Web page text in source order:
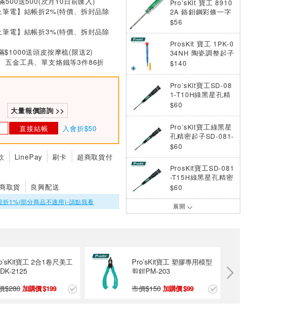
電】結帳折2%(特價、拆封品除
電】結帳折3%(特價、拆封品除
$1000送頭皮按摩梳(限送2)
五金工具、單支烙鐵等3件86折
大量報價諮詢 >>
直接結帳 入會折$50
LinePay 刷卡
超商取貨付
取貨 良興配送
折1%(部分商品不適用)-請點我看
高雄鳳山店
網路訂購
*庫存數量：網路訂購(0)、少量庫存
(1~2)、現貨充足(3以上)。
*門市庫存以店內實際數量為準，可使
用專人服務或撥打門市電話洽詢。
Pro'sKit 寶工 8910
2A 鉻鉬鋼彩條一字
起子(5.0*75mm)
$56
ProsKit 寶工 1PK-0
34NH 陶瓷調整起子
(+ PH1.7)
$140
Pro’sKit寶工SD-08
1-T10H綠黑星孔精
密起子
$60
Pro’sKit寶工綠黑星
孔精密起子SD-081-
T9H
$60
ProsKit寶工SD-081
-T15H綠黑星孔精密
起子
$60
ProsKit寶工SD-081
-T7H綠黑星孔精密
$60
ProsKit寶工6PCS
展開
寶工 2合1卷尺美工
2125
$280 199
Pro’sKit寶工 塑膠專用模型
剪鉗PM-203
市價$150 99